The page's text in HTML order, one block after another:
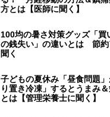
方とは【医師に聞く】
100均の暑さ対策グッズ「買
の銭失い」の違いとは 節約
聞く
子どもの夏休み「昼食問題
り置き冷凍」するとうまみ
とは【管理栄養士に聞く】